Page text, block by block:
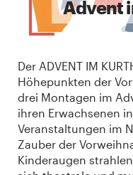
Advent
Der ADVENT IM
Höhepunkten der
drei Montagen im
ihren Erwachsenen
Veranstaltungen im
Zauber der
Kinderaugen